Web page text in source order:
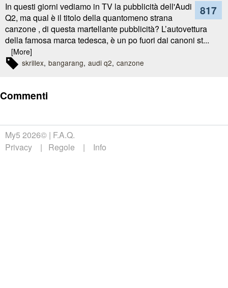
817
In questi giorni vediamo in TV la pubblicità dell'Audi
Q2, ma qual è il titolo della quantomeno strana
canzone , di questa martellante pubblicità? L’autovettura
della famosa marca tedesca, è un po fuori dai canoni st...
[More]
skrillex bangarang audi q2 canzone
Commenti
My5 2026© F.A.Q.
Privacy
Regole Info